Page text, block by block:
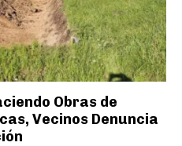
Obras de
Vecinos Denuncia